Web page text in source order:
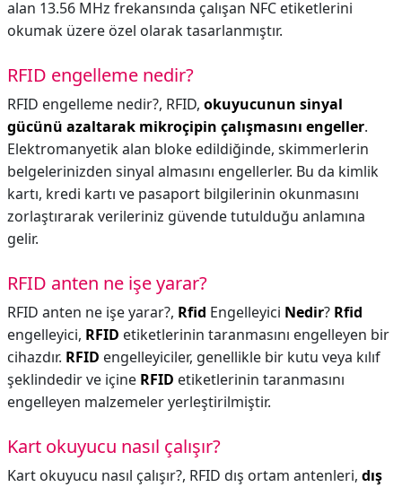
alan 13.56 MHz frekansında çalışan NFC etiketlerini
okumak üzere özel olarak tasarlanmıştır.
RFID engelleme nedir?
RFID engelleme nedir?, RFID, okuyucunun sinyal
gücünü azaltarak mikroçipin çalışmasını engeller.
Elektromanyetik alan bloke edildiğinde, skimmerlerin
belgelerinizden sinyal almasını engellerler. Bu da kimlik
kartı, kredi kartı ve pasaport bilgilerinin okunmasını
zorlaştırarak verileriniz güvende tutulduğu anlamına
gelir.
RFID anten ne işe yarar?
RFID anten ne işe yarar?, Rfid Engelleyici Nedir? Rfid
engelleyici, RFID etiketlerinin taranmasını engelleyen bir
cihazdır. RFID engelleyiciler, genellikle bir kutu veya kılıf
şeklindedir ve içine RFID etiketlerinin taranmasını
engelleyen malzemeler yerleştirilmiştir.
Kart okuyucu nasıl çalışır?
Kart okuyucu nasıl çalışır?, RFID dış ortam antenleri, dış